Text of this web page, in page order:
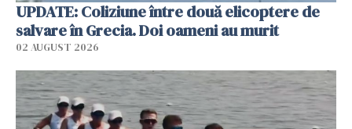
UPDATE: Coliziune între două elicoptere de
salvare în Grecia. Doi oameni au murit
02 AUGUST 2026